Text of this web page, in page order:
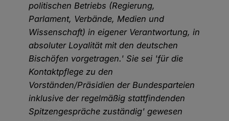
politischen Betriebs (Regierung,
Parlament, Verbände, Medien und
Wissenschaft) in eigener Verantwortung, in
absoluter Loyalität mit den deutschen
Bischöfen vorgetragen.' Sie sei 'für die
Kontaktpflege zu den
Vorständen/Präsidien der Bundesparteien
inklusive der regelmäßig stattfindenden
Spitzengespräche zuständig' gewesen